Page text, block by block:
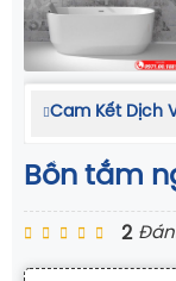
Cam Kết Dịch
Bồn tắm
2